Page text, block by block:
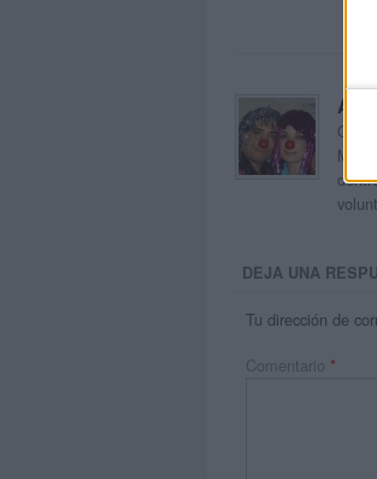
DEJA UNA
Tu dirección de
Comentario *